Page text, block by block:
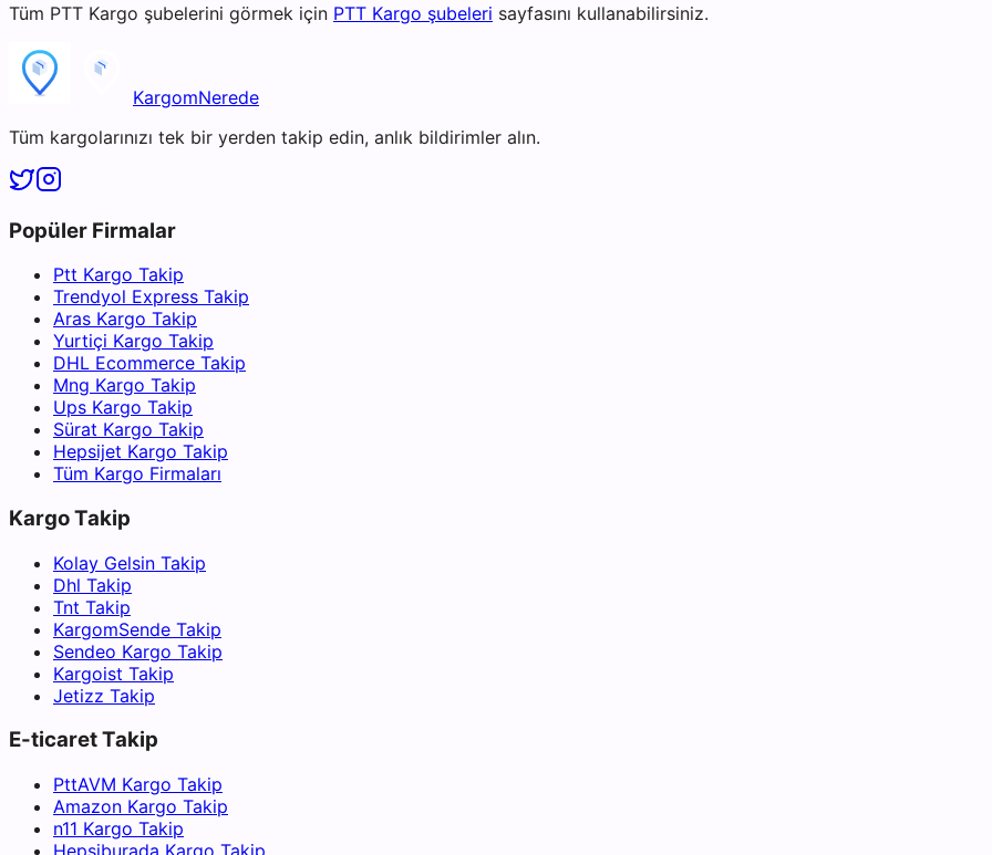
Tüm PTT Kargo şubelerini görmek için PTT Kargo şubeleri sayfasını kullanabilirsiniz.
KargomNerede
Tüm kargolarınızı tek bir yerden takip edin, anlık bildirimler alın.
Popüler Firmalar
Ptt Kargo Takip
Trendyol Express Takip
Aras Kargo Takip
Yurtiçi Kargo Takip
DHL Ecommerce Takip
Mng Kargo Takip
Ups Kargo Takip
Sürat Kargo Takip
Hepsijet Kargo Takip
Tüm Kargo Firmaları
Kargo Takip
Kolay Gelsin Takip
Dhl Takip
Tnt Takip
KargomSende Takip
Sendeo Kargo Takip
Kargoist Takip
Jetizz Takip
E-ticaret Takip
PttAVM Kargo Takip
Amazon Kargo Takip
n11 Kargo Takip